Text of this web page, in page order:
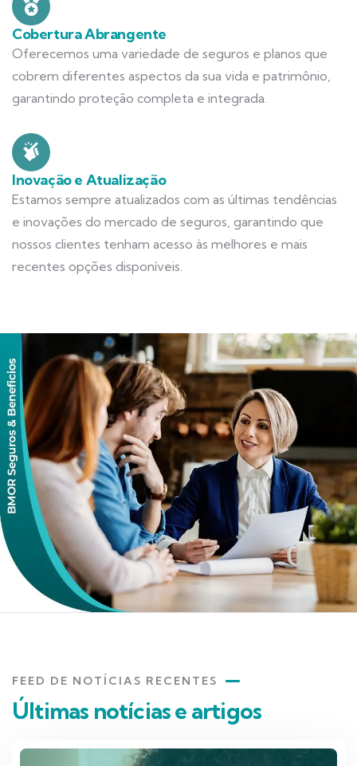
Cobertura Abrangente
Oferecemos uma variedade de seguros e planos que
cobrem diferentes aspectos da sua vida e patrimônio,
garantindo proteção completa e integrada.
Inovação e Atualização
Estamos sempre atualizados com as últimas tendências
e inovações do mercado de seguros, garantindo que
nossos clientes tenham acesso às melhores e mais
recentes opções disponíveis.
FEED DE NOTÍCIAS RECENTES
Últimas notícias e artigos